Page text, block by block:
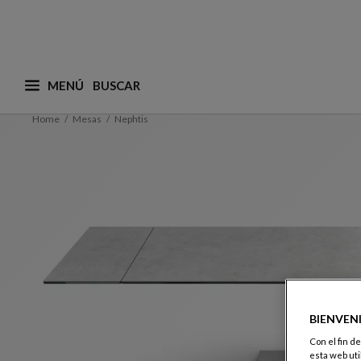
MENÚ
¿Qué está buscando? (adaptamos las
Home Mesas Nephtis
Con el fin
esta web